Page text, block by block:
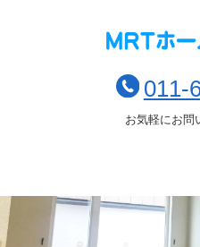
011-
お気軽にお問